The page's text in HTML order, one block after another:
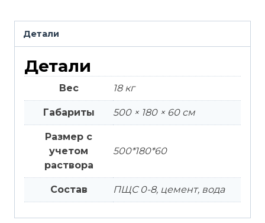
Детали
Детали
Вес 18 кг
Габариты 500 × 180 × 60 см
Размер с
учетом
раствора
500*180*60
Состав ПЩС 0-8, цемент, вода